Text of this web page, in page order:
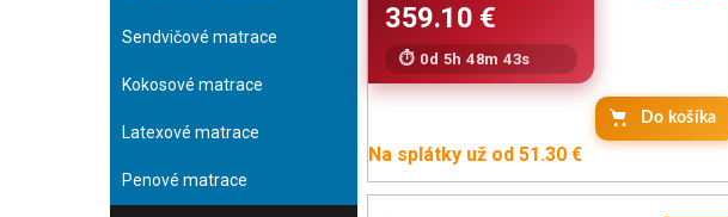
Sendvičové matrace
Kokosové matrace
Latexové matrace
Penové matrace
0d 5h 48m 42s
Do košíka
Na splátky už od 51.30 €